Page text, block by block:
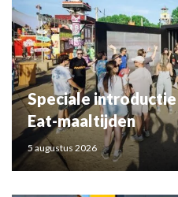
Speciale introductie
Eat-maaltijden
5 augustus 2026